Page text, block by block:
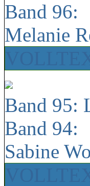
Band 96:
Melanie
Band 95:
Band 94:
Sabine